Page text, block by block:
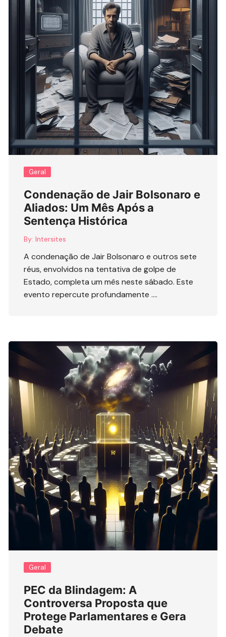
Geral
Condenação de Jair Bolsonaro e
Aliados: Um Mês Após a
Sentença Histórica
By: Intersites
A condenação de Jair Bolsonaro e outros sete
réus, envolvidos na tentativa de golpe de
Estado, completa um mês neste sábado. Este
evento repercute profundamente ….
Geral
PEC da Blindagem: A
Controversa Proposta que
Protege Parlamentares e Gera
Debate